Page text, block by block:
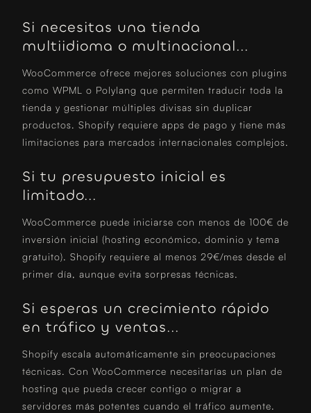
Si necesitas una tienda
multiidioma o multinacional...
WooCommerce ofrece mejores soluciones con plugins
como WPML o Polylang que permiten traducir toda la
tienda y gestionar múltiples divisas sin duplicar
productos. Shopify requiere apps de pago y tiene más
limitaciones para mercados internacionales complejos.
Si tu presupuesto inicial es
limitado...
WooCommerce puede iniciarse con menos de 100€ de
inversión inicial (hosting económico, dominio y tema
gratuito). Shopify requiere al menos 29€/mes desde el
primer día, aunque evita sorpresas técnicas.
Si esperas un crecimiento rápido
en tráfico y ventas...
Shopify escala automáticamente sin preocupaciones
técnicas. Con WooCommerce necesitarías un plan de
hosting que pueda crecer contigo o migrar a
servidores más potentes cuando el tráfico aumente.